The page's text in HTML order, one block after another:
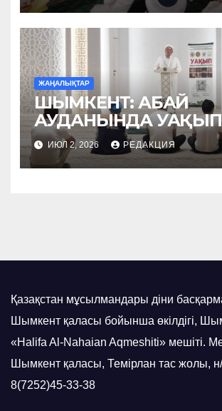
ЖАҢАЛЫҚТАР
ШЫМКЕНТ: АБАЙ
АУДАНЫНДА УАҚЫП
НАСИХАТТАЛДЫ
ИЮЛ 2, 2026 РЕДАКЦИЯ
Қазақстан мұсылмандары діни
Шымкент қаласы бойынша өкілдігі,
«Halifa Al-Nahaian Aqmeshiti» мешіті.
Шымкент қаласы, Темірлан тас жолы,
8(7252)45-33-38